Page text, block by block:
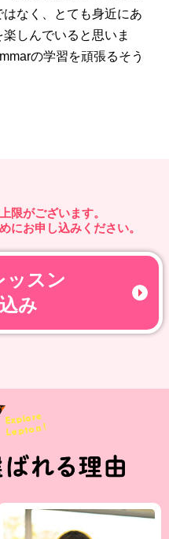
なく、とても身近にあ
しんでいると思いま
の学習を頑張るそう
限がございます。
にお申し込みください。
ッスン
み